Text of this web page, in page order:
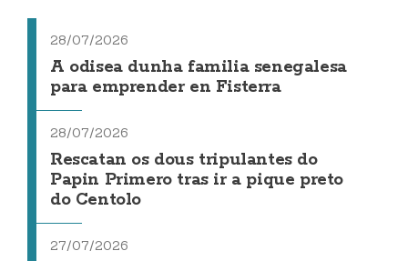
28/07/2026
A odisea dunha familia senegalesa
para emprender en Fisterra
28/07/2026
Rescatan os dous tripulantes do
Papin Primero tras ir a pique preto
do Centolo
27/07/2026